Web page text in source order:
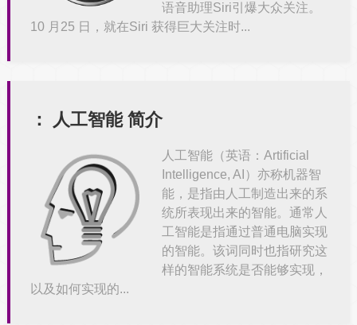
语音助理Siri引爆大众关注。
10 月25 日，就在Siri 获得巨大关注时...
： 人工智能 简介
人工智能（英语：Artificial
Intelligence, AI）亦称机器智
能，是指由人工制造出来的系
统所表现出来的智能。通常人
工智能是指通过普通电脑实现
的智能。该词同时也指研究这
样的智能系统是否能够实现，
以及如何实现的...